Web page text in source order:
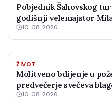
Pobjednik Šahovskog
godišnji velemajstor
10. 08. 2026.
ŽIVOT
Molitveno bdijenje u
predvečerje svečeva
10. 08. 2026.